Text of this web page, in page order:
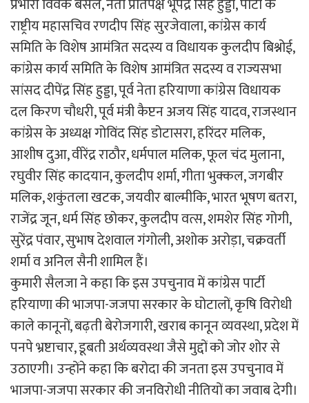
राष्ट्रीय महासचिव रणदीप सिंह सुरजेवाला, कांग्रेस कार्य
समिति के विशेष आमंत्रित सदस्य व विधायक कुलदीप बिश्नोई,
कांग्रेस कार्य समिति के विशेष आमंत्रित सदस्य व राज्यसभा
सांसद दीपेंद्र सिंह हुड्डा, पूर्व नेता हरियाणा कांग्रेस विधायक
दल किरण चौधरी, पूर्व मंत्री कैप्टन अजय सिंह यादव, राजस्थान
कांग्रेस के अध्यक्ष गोविंद सिंह डोटासरा, हरिंदर मलिक,
आशीष दुआ, वीरेंद्र राठौर, धर्मपाल मलिक, फूल चंद मुलाना,
रघुवीर सिंह कादयान, कुलदीप शर्मा, गीता भुक्कल, जगबीर
मलिक, शकुंतला खटक, जयवीर बाल्मीकि, भारत भूषण बतरा,
राजेंद्र जून, धर्म सिंह छोकर, कुलदीप वत्स, शमशेर सिंह गोगी,
सुरेंद्र पंवार, सुभाष देशवाल गंगोली, अशोक अरोड़ा, चक्रवर्ती
शर्मा व अनिल सैनी शामिल हैं।
कुमारी सैलजा ने कहा कि इस उपचुनाव में कांग्रेस पार्टी
हरियाणा की भाजपा-जजपा सरकार के घोटालों, कृषि विरोधी
काले कानूनों, बढ़ती बेरोजगारी, खराब कानून व्यवस्था, प्रदेश में
पनपे भ्रष्टाचार, डूबती अर्थव्यवस्था जैसे मुद्दों को जोर शोर से
उठाएगी। उन्होंने कहा कि बरोदा की जनता इस उपचुनाव में
भाजपा-जजपा सरकार की जनविरोधी नीतियों का जवाब देगी।